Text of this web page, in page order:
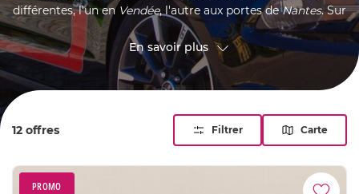
différentes, l'un enVendée, l'autre aux portes deNantes. Sur
l'un ou l'autre, un moniteur professionnel s'installe à vos
côtés et vous transmet les gestes du pilotage sportif, du
freinage appuyé à la trajectoire idéale. Au volant de la
muscle car
américaine et de son V8, le grondement du
moteur emplit l'habitacle dès la première ligne droite. Les
plus jeunes ne sont pas oubliés, avec un format adapté. De
quoi vivre, ou offrir, une journée de pilotage qui sort
En savoir plus
12 offres Filtrer Carte
PROMO